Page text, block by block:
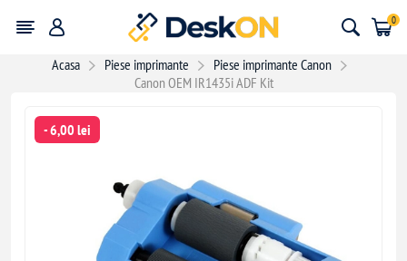
0
Acasa Piese imprimante
Piese imprimante Canon
Canon OEM IR1435i ADF Kit
- 6,00 lei